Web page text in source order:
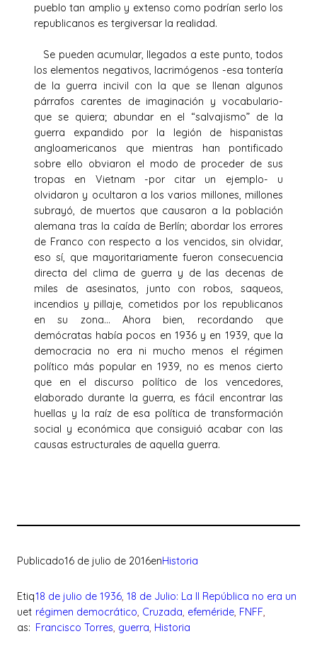
pueblo tan amplio y extenso como podrían serlo los
republicanos es tergiversar la realidad.
Se pueden acumular, llegados a este punto, todos
los elementos negativos, lacrimógenos -esa tontería
de la guerra incivil con la que se llenan algunos
párrafos carentes de imaginación y vocabulario-
que se quiera; abundar en el “salvajismo” de la
guerra expandido por la legión de hispanistas
angloamericanos que mientras han pontificado
sobre ello obviaron el modo de proceder de sus
tropas en Vietnam -por citar un ejemplo- u
olvidaron y ocultaron a los varios millones, millones
subrayó, de muertos que causaron a la población
alemana tras la caída de Berlín; abordar los errores
de Franco con respecto a los vencidos, sin olvidar,
eso sí, que mayoritariamente fueron consecuencia
directa del clima de guerra y de las decenas de
miles de asesinatos, junto con robos, saqueos,
incendios y pillaje, cometidos por los republicanos
en su zona… Ahora bien, recordando que
demócratas había pocos en 1936 y en 1939, que la
democracia no era ni mucho menos el régimen
político más popular en 1939, no es menos cierto
que en el discurso político de los vencedores,
elaborado durante la guerra, es fácil encontrar las
huellas y la raíz de esa política de transformación
social y económica que consiguió acabar con las
causas estructurales de aquella guerra.
Publicado16 de julio de 2016enHistoria
Etiq
uet
as:
18 de julio de 1936, 18 de Julio: La II República no era un
régimen democrático, Cruzada, efeméride, FNFF
Francisco Torres, guerra, Historia